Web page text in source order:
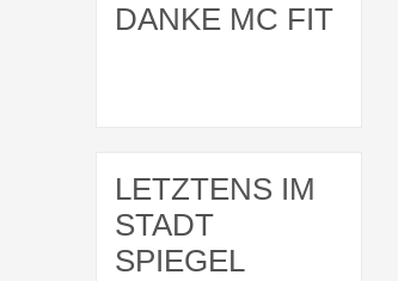
DANKE MC FIT
LETZTENS IM
STADT
SPIEGEL